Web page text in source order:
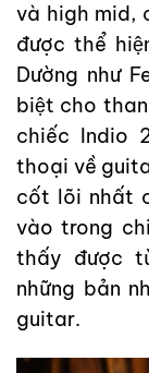
và high mid,
được thể
Dường như
biệt cho
chiếc Indio
thoại về
cốt lõi nhất
vào trong
thấy được
những bản
guitar.